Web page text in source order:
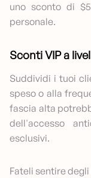
uno sconto di
personale.
Sconti VIP a
Suddividi i tuoi
speso o alla
fascia alta
dell'accesso
esclusivi.
Fateli sentire